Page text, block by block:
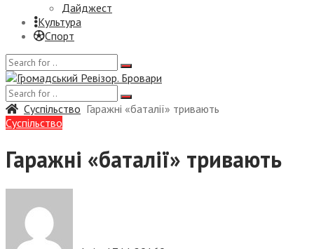
Дайджест
Культура
Спорт
Суспiльство Гаражні «баталії» тривають
Суспiльство
Гаражні «баталії» тривають